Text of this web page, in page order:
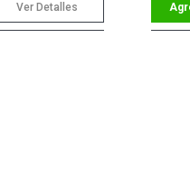
Ver Detalles